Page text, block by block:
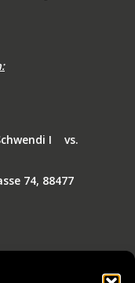
I
vs.
74, 88477